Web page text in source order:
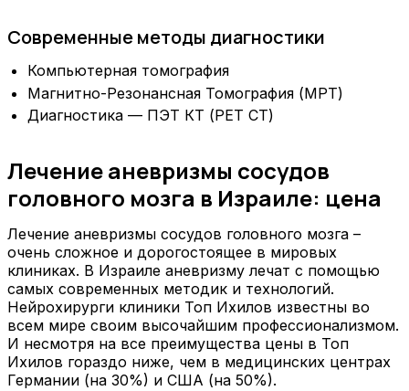
Современные методы диагностики
Компьютерная томография
Магнитно-Резонансная Томография (МРТ)
Диагностика — ПЭТ КТ (PET CT)
Лечение аневризмы сосудов
головного мозга в Израиле: цена
Лечение аневризмы сосудов головного мозга –
очень сложное и дорогостоящее в мировых
клиниках. В Израиле аневризму лечат с помощью
самых современных методик и технологий.
Нейрохирурги клиники Топ Ихилов известны во
всем мире своим высочайшим профессионализмом.
И несмотря на все преимущества цены в Топ
Ихилов гораздо ниже, чем в медицинских центрах
Германии (на 30%) и США (на 50%).